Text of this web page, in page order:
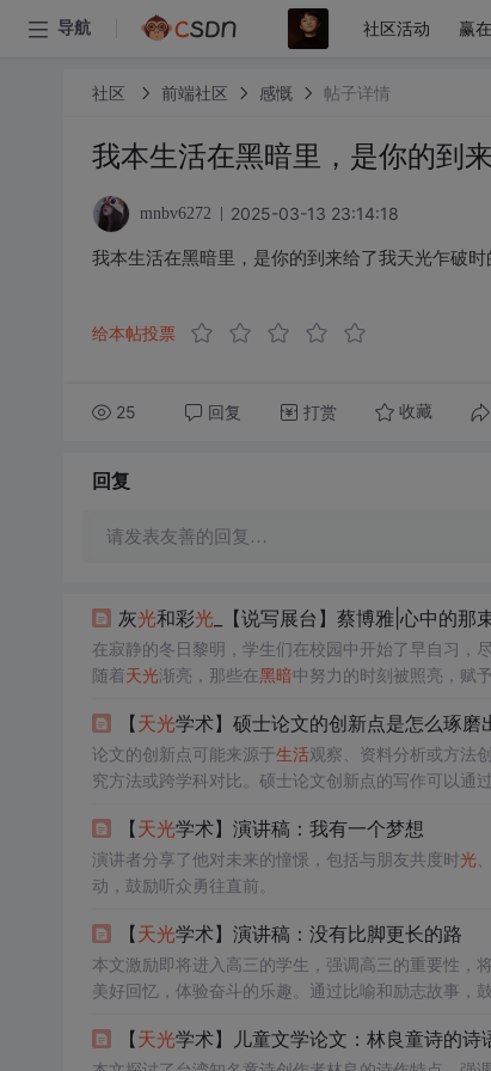
导航 社区活动 赢
社区 前端社区 感慨 帖子详情
我本生活在黑暗里，是你的到
mnbv6272 2025-03-13 23:14:18
我本生活在黑暗里，是你的到来给了我天光乍破时
给本帖投票
25 回复 打赏 收藏
回复
请发表友善的回复…
灰光和彩光 _【说写展台】蔡博雅|心中的那
在寂静的冬日黎明，学生们在校园中开始了早自习，
随着天光渐亮，那些在黑暗中努力的时刻被照亮，赋
【天光学术】硕士论文的创新点是怎么琢磨
论文的创新点可能来源于生活观察、资料分析或方法
究方法或跨学科对比。硕士论文创新点的写作可以通
【天光学术】演讲稿：我有一个梦想
演讲者分享了他对未来的憧憬，包括与朋友共度时光
动，鼓励听众勇往直前。
【天光学术】演讲稿：没有比脚更长的路
本文激励即将进入高三的学生，强调高三的重要性，
美好回忆，体验奋斗的乐趣。通过比喻和励志故事，
【天光学术】儿童文学论文：林良童诗的诗